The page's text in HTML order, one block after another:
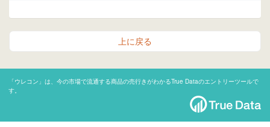
上に戻る
「ウレコン」は、今の市場で流通する商品の売行きがわかるTrue Dataのエントリーツールで
す。